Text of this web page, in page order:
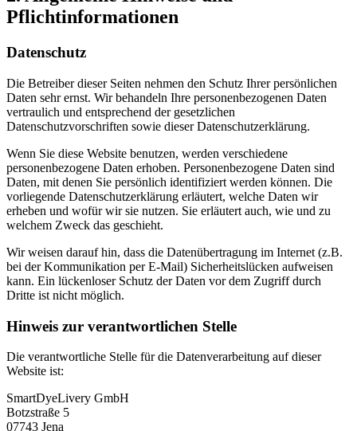
Pflichtinformationen
Datenschutz
Die Betreiber dieser Seiten nehmen den Schutz Ihrer persönlichen
Daten sehr ernst. Wir behandeln Ihre personenbezogenen Daten
vertraulich und entsprechend der gesetzlichen
Datenschutzvorschriften sowie dieser Datenschutzerklärung.
Wenn Sie diese Website benutzen, werden verschiedene
personenbezogene Daten erhoben. Personenbezogene Daten sind
Daten, mit denen Sie persönlich identifiziert werden können. Die
vorliegende Datenschutzerklärung erläutert, welche Daten wir
erheben und wofür wir sie nutzen. Sie erläutert auch, wie und zu
welchem Zweck das geschieht.
Wir weisen darauf hin, dass die Datenübertragung im Internet (z.B.
bei der Kommunikation per E-Mail) Sicherheitslücken aufweisen
kann. Ein lückenloser Schutz der Daten vor dem Zugriff durch
Dritte ist nicht möglich.
Hinweis zur verantwortlichen Stelle
Die verantwortliche Stelle für die Datenverarbeitung auf dieser
Website ist:
SmartDyeLivery GmbH
Botzstraße 5
07743 Jena